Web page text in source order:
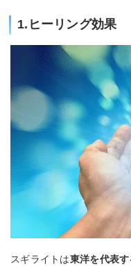
1.ヒーリング効果
スギライトは東洋を代表